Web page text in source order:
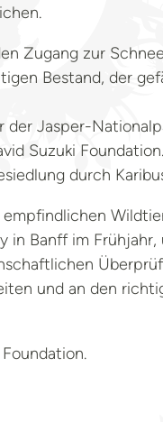
Zugang zur
Bestand, der
Jasper-
Suzuki
durch
in Banff im
und an den